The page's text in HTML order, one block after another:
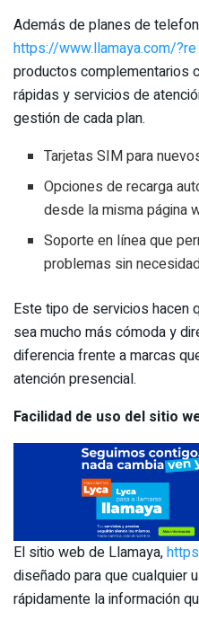
Además de planes de
https://www.llamaya.com/?re
productos complementarios
rápidas y servicios de
gestión de cada plan.
Tarjetas SIM para
Opciones de recarga
desde la misma página
Soporte en línea que
problemas sin
Este tipo de servicios hacen
sea mucho más cómoda y
diferencia frente a marcas
atención presencial.
Facilidad de uso del sitio
El sitio web de Llamaya,
diseñado para que cualquier
rápidamente la información